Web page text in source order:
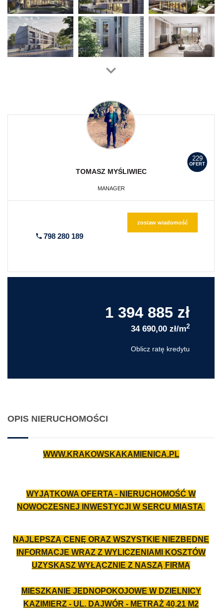
229
OFERT
TOMASZ MYŚLIWIEC
MANAGER
798 280 189
zostaw wiadomość
1 394 885 zł
34 690,00 zł/m2
Oblicz ratę kredytu
OPIS NIERUCHOMOŚCI
WWW.KRAKOWSKAKAMIENICA.PL
WYJĄTKOWA OFERTA - NIERUCHOMOŚĆ W
NOWOCZESNEJ INWESTYCJI W SERCU MIASTA
NAJLEPSZĄ CENĘ ORAZ WSZYSTKIE NIEZBĘDNE
INFORMACJE WRAZ Z WYLICZENIAMI KOSZTÓW
UZYSKASZ WYŁĄCZNIE Z NASZĄ FIRMĄ
MIESZKANIE JEDNOPOKOJOWE W DZIELNICY
KAZIMIERZ - UL. DAJWÓR - METRAŻ 40,21 M2